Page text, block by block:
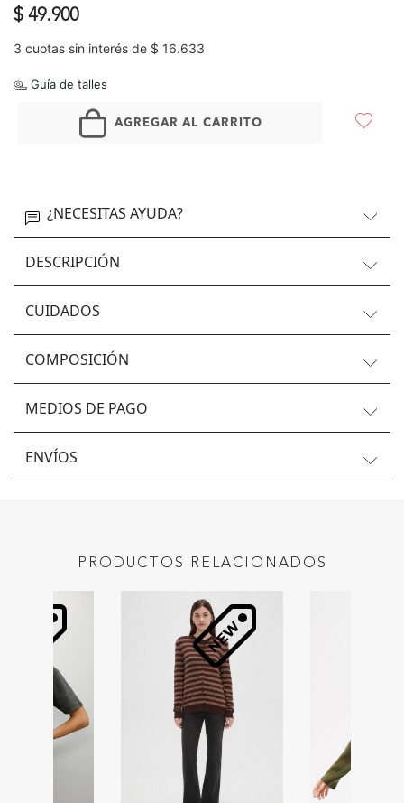
$ 49.900
3 cuotas sin interés de $ 16.633
Guía de talles
AGREGAR AL CARRITO
¿NECESITAS AYUDA?
DESCRIPCIÓN
CUIDADOS
COMPOSICIÓN
MEDIOS DE PAGO
ENVÍOS
PRODUCTOS RELACIONADOS